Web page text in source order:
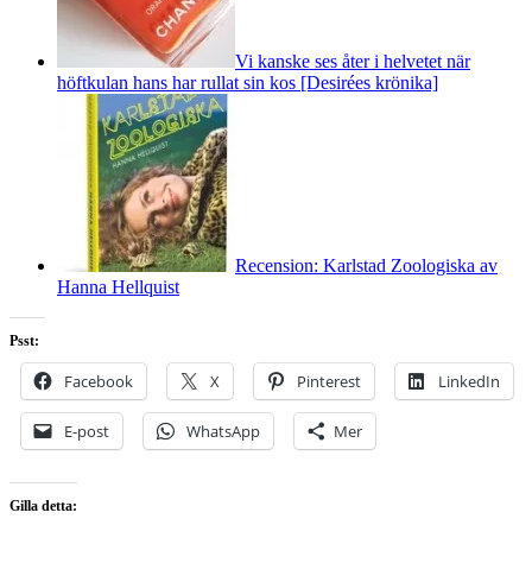
Vi kanske ses åter i helvetet när
höftkulan hans har rullat sin kos [Desirées krönika]
Recension: Karlstad Zoologiska av
Hanna Hellquist
Psst:
Facebook X Pinterest LinkedIn
E-post WhatsApp Mer
Gilla detta: